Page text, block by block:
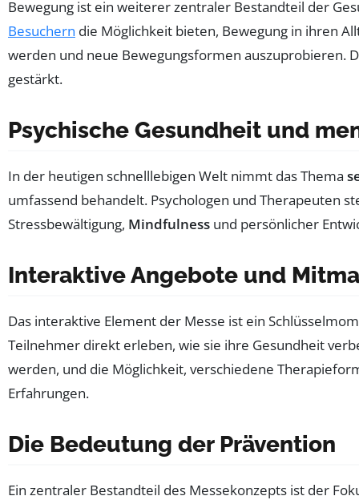
Bewegung ist ein weiterer zentraler Bestandteil der
Besuchern die Möglichkeit bieten, Bewegung in ihren
werden und neue Bewegungsformen auszuprobieren.
gestärkt.
Psychische Gesundheit und
In der heutigen schnelllebigen Welt nimmt das Thema
umfassend behandelt. Psychologen und Therapeuten
Stressbewältigung, Mindfulness und persönlicher
Interaktive Angebote und
Das interaktive Element der Messe ist ein
Teilnehmer direkt erleben, wie sie ihre Gesundheit
werden, und die Möglichkeit, verschiedene
Erfahrungen.
Die Bedeutung der Prävention
Ein zentraler Bestandteil des Messekonzepts ist der